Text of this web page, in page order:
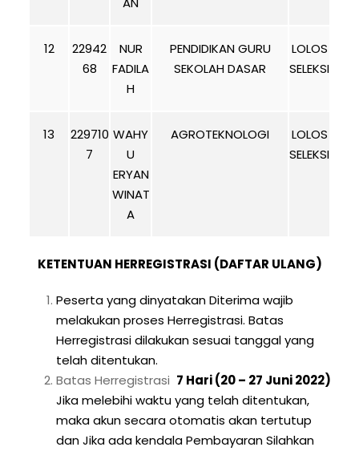
12
22942
68
NUR
FADILA
H
PENDIDIKAN GURU
SEKOLAH DASAR
LOLOS
SELEKSI
13
229710
7
WAHY
U
ERYAN
WINAT
A
AGROTEKNOLOGI
LOLOS
SELEKSI
KETENTUAN HERREGISTRASI (DAFTAR ULANG)
Peserta yang dinyatakan Diterima wajib
melakukan proses Herregistrasi. Batas
Herregistrasi dilakukan sesuai tanggal yang
telah ditentukan.
Batas Herregistrasi 7 Hari (20 – 27 Juni 2022)
Jika melebihi waktu yang telah ditentukan,
maka akun secara otomatis akan tertutup
dan Jika ada kendala Pembayaran Silahkan